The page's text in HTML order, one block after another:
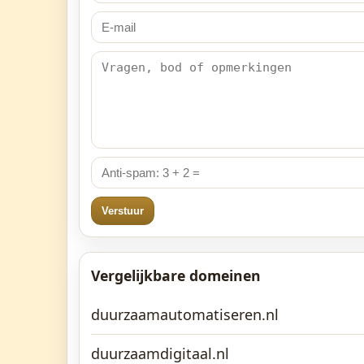
Verstuur
Vergelijkbare domeinen
duurzaamautomatiseren.nl
duurzaamdigitaal.nl